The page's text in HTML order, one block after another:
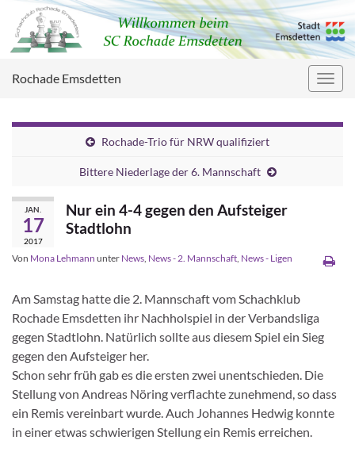
Rochade Emsdetten
Rochade-Trio für NRW qualifiziert
Bittere Niederlage der 6. Mannschaft
JAN.
17
2017
Nur ein 4-4 gegen den Aufsteiger
Stadtlohn
Von Mona Lehmann unter News News - 2. Mannschaft News - Ligen
Am Samstag hatte die 2. Mannschaft vom Schachklub
Rochade Emsdetten ihr Nachholspiel in der Verbandsliga
gegen Stadtlohn. Natürlich sollte aus diesem Spiel ein Sieg
gegen den Aufsteiger her.
Schon sehr früh gab es die ersten zwei unentschieden. Die
Stellung von Andreas Nöring verflachte zunehmend, so dass
ein Remis vereinbart wurde. Auch Johannes Hedwig konnte
in einer etwas schwierigen Stellung ein Remis erreichen.